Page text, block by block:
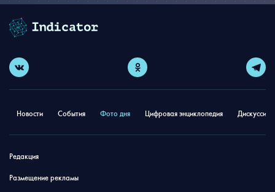
Новости События Фото дня Цифровая энциклопедия
Редакция
Размещение рекламы